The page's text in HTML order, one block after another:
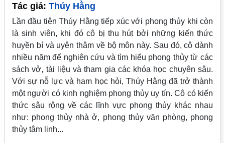
Tác giả: Thúy Hằng
Lần đầu tiên Thúy Hằng tiếp xúc với phong thủy khi còn
là sinh viên, khi đó cô bị thu hút bởi những kiến thức
huyền bí và uyên thâm về bộ môn này. Sau đó, cô dành
nhiều năm để nghiên cứu và tìm hiểu phong thủy từ các
sách vở, tài liệu và tham gia các khóa học chuyên sâu.
Với sự nỗ lực và ham học hỏi, Thúy Hằng đã trở thành
một người có kinh nghiệm phong thủy uy tín. Cô có kiến
thức sâu rộng về các lĩnh vực phong thủy khác nhau
như: phong thủy nhà ở, phong thủy văn phòng, phong
thủy tâm linh...